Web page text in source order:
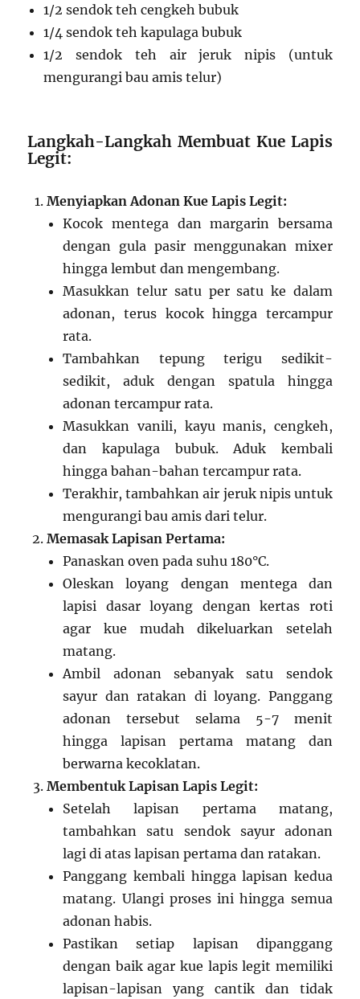
1/2 sendok teh cengkeh bubuk
1/4 sendok teh kapulaga bubuk
1/2 sendok teh air jeruk nipis (untuk
mengurangi bau amis telur)
Langkah-Langkah Membuat Kue Lapis
Legit:
Menyiapkan Adonan Kue Lapis Legit:
Kocok mentega dan margarin bersama
dengan gula pasir menggunakan mixer
hingga lembut dan mengembang.
Masukkan telur satu per satu ke dalam
adonan, terus kocok hingga tercampur
rata.
Tambahkan tepung terigu sedikit-
sedikit, aduk dengan spatula hingga
adonan tercampur rata.
Masukkan vanili, kayu manis, cengkeh,
dan kapulaga bubuk. Aduk kembali
hingga bahan-bahan tercampur rata.
Terakhir, tambahkan air jeruk nipis untuk
mengurangi bau amis dari telur.
Memasak Lapisan Pertama:
Panaskan oven pada suhu 180°C.
Oleskan loyang dengan mentega dan
lapisi dasar loyang dengan kertas roti
agar kue mudah dikeluarkan setelah
matang.
Ambil adonan sebanyak satu sendok
sayur dan ratakan di loyang. Panggang
adonan tersebut selama 5-7 menit
hingga lapisan pertama matang dan
berwarna kecoklatan.
Membentuk Lapisan Lapis Legit:
Setelah lapisan pertama matang,
tambahkan satu sendok sayur adonan
lagi di atas lapisan pertama dan ratakan.
Panggang kembali hingga lapisan kedua
matang. Ulangi proses ini hingga semua
adonan habis.
Pastikan setiap lapisan dipanggang
dengan baik agar kue lapis legit memiliki
lapisan-lapisan yang cantik dan tidak